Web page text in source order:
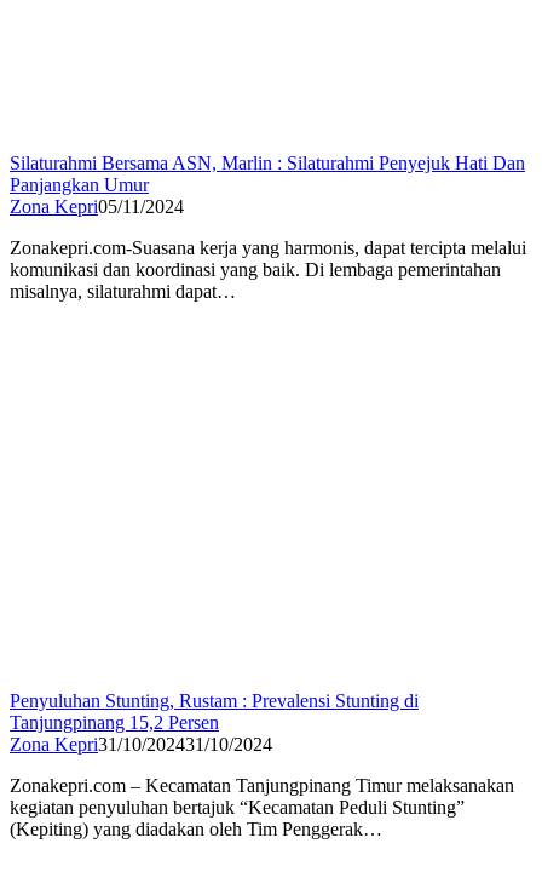
Silaturahmi Bersama ASN, Marlin : Silaturahmi Penyejuk Hati Dan
Panjangkan Umur
Zona Kepri05/11/2024
Zonakepri.com-Suasana kerja yang harmonis, dapat tercipta melalui
komunikasi dan koordinasi yang baik. Di lembaga pemerintahan
misalnya, silaturahmi dapat…
Penyuluhan Stunting, Rustam : Prevalensi Stunting di
Tanjungpinang 15,2 Persen
Zona Kepri31/10/202431/10/2024
Zonakepri.com – Kecamatan Tanjungpinang Timur melaksanakan
kegiatan penyuluhan bertajuk “Kecamatan Peduli Stunting”
(Kepiting) yang diadakan oleh Tim Penggerak…